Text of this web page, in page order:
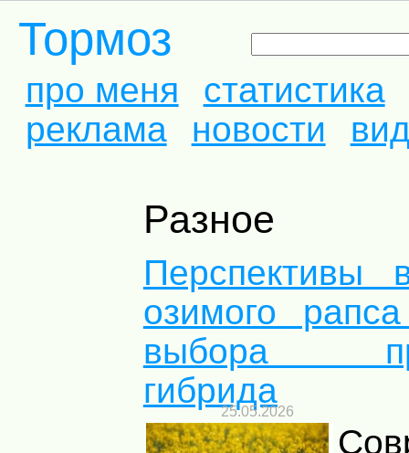
Тормоз
про меня
статистика
реклама
новости
Разное
Перспективы
озимого
выбора
гибрида
25.05.2026